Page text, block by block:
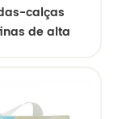
calças
de alta